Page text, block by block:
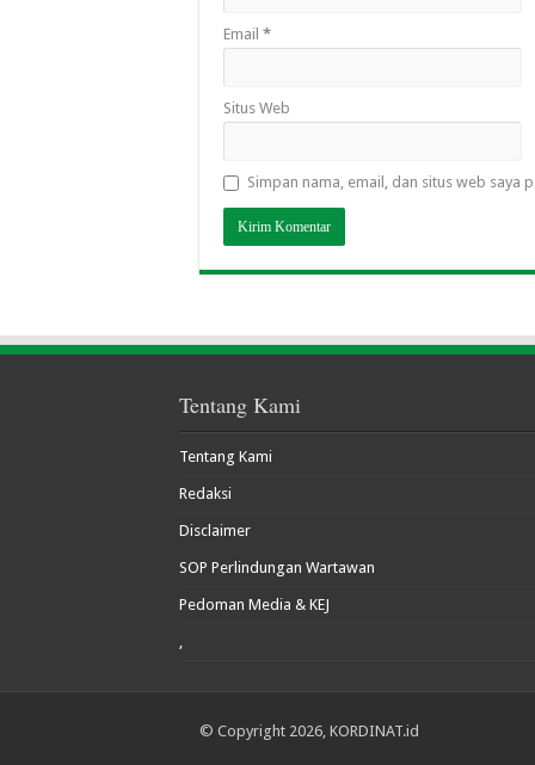
Email *
Situs Web
Simpan nama, email, dan situs web saya
Tentang Kami
Tentang Kami
Redaksi
Disclaimer
SOP Perlindungan Wartawan
Pedoman Media & KEJ
© Copyright 2026, KORDINAT.id